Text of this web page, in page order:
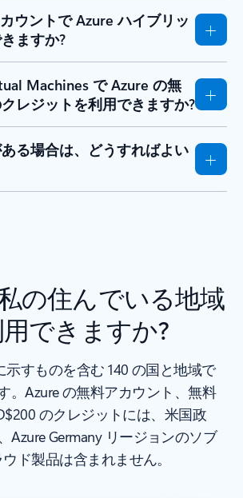
ウントで Azure ハイブリッ
ますか?
Machines で Azure の無
レジットを利用できますか?
る場合は、どうすればよい
の住んでいる地域
できますか?
示すものを含む 140 の国と地域で
。Azure の無料アカウント、無料
のクレジットには、米国政
Azure Germany リージョンのソブ
ド製品は含まれません。